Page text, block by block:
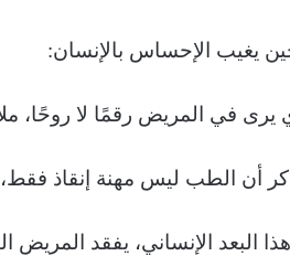
يغيب الإحساس بالإنسان:
يرى في المريض رقمًا لا روحًا،
أن الطب ليس مهنة إنقاذ
البعد الإنساني، يفقد المريض